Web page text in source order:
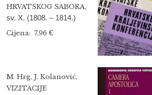
HRVATSKOG SABORA,
sv. X. (1808. – 1814.)
Cijena: 7,96 €
M. Hrg, J. Kolanović,
VIZITACIJE